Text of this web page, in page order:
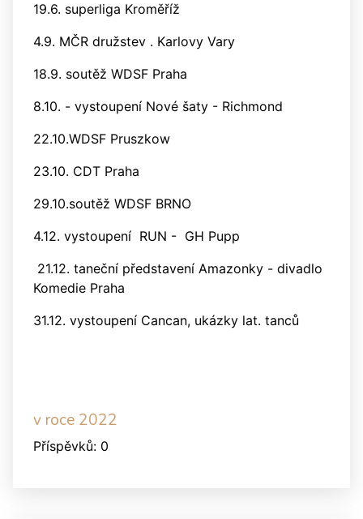
19.6. superliga Kroměříž
4.9. MČR družstev . Karlovy Vary
18.9. soutěž WDSF Praha
8.10. - vystoupení Nové šaty - Richmond
22.10.WDSF Pruszkow
23.10. CDT Praha
29.10.soutěž WDSF BRNO
4.12. vystoupení RUN - GH Pupp
21.12. taneční představení Amazonky - divadlo
Komedie Praha
31.12. vystoupení Cancan, ukázky lat. tanců
v roce 2022
Příspěvků: 0